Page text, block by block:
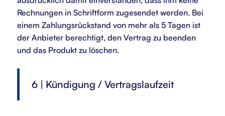
Rechnungen in Schriftform zugesendet werden. Bei
einem Zahlungsrückstand von mehr als 5 Tagen ist
der Anbieter berechtigt, den Vertrag zu beenden
und das Produkt zu löschen.
6 | Kündigung / Vertragslaufzeit